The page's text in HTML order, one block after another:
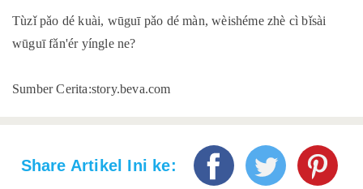
Tùzǐ pǎo dé kuài, wūguī pǎo dé màn, wèishéme zhè cì bǐsài
wūguī fǎn'ér yíngle ne?
Sumber Cerita:story.beva.com
Share Artikel Ini ke: